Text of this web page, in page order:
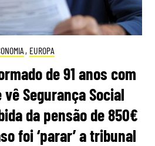
, EUROPA
de 91 anos com
Segurança Social
da pensão de 850€
foi ‘parar’ a tribunal